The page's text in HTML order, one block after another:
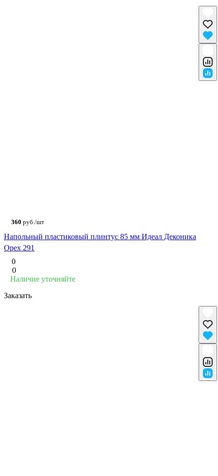
360 руб./шт
Напольный пластиковый плинтус 85 мм Идеал Деконика
Орех 291
0
0
Наличие уточняйте
Заказать